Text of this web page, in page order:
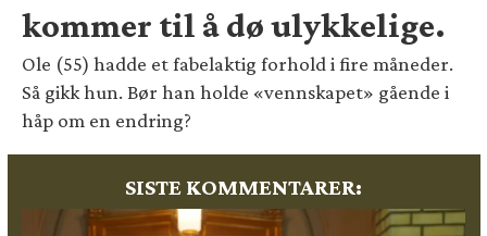
kommer til å dø ulykkelige.
Ole (55) hadde et fabelaktig forhold i fire måneder.
Så gikk hun. Bør han holde «vennskapet» gående i
håp om en endring?
SISTE KOMMENTARER: